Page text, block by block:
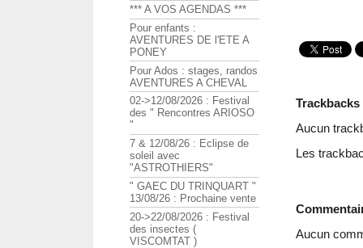
Trackbacks
Aucun
Les
Aucun
*** A VOS AGENDAS ***
Pour enfants :
AVENTURES DE l'ETE A
PONEY
Pour Ados : stages, randos
AVENTURES A CHEVAL
02->12/08/2026 : Festival
des " Rencontres ARIOSO
"
7 & 12/08/26 : Eclipse de
soleil avec
"ASTROTHIERS"
" GAEC DU TRINQUART "
13/08/26 : Prochaine vente
20->22/08/2026 : Festival
des insectes (
VISCOMTAT )